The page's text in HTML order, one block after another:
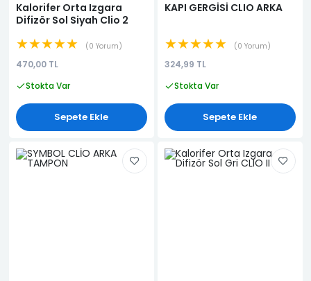
Kalorifer Orta Izgara
Difizör Sol Siyah Clio 2
★★★★★ 0 Yorum
470,00 TL
Stokta Var
Sepete Ekle
KAPI GERGİSİ CLIO ARKA
★★★★★ 0 Yorum
324,99 TL
Stokta Var
Sepete Ekle